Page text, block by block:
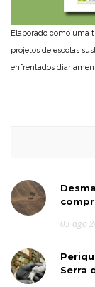
Elaborado como uma
projetos de escolas
enfrentados
05 ago
Serra